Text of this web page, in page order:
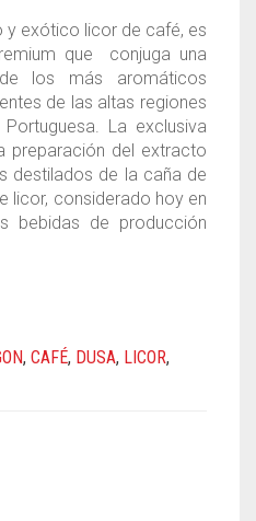
y exótico licor de café, es
que conjuga una
los más aromáticos
de las altas regiones
La exclusiva
preparación del extracto
destilados de la caña de
licor, considerado hoy en
bebidas de producción
, CAFÉ, DUSA, LICOR,